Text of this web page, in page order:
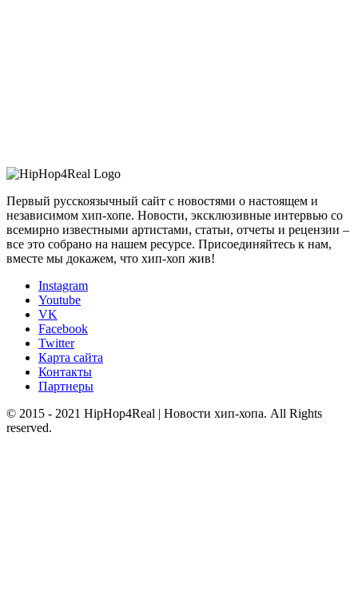
Первый русскоязычный сайт с новостями о настоящем и
независимом хип-хопе. Новости, эксклюзивные интервью со
всемирно известными артистами, статьи, отчеты и рецензии –
все это собрано на нашем ресурсе. Присоединяйтесь к нам,
вместе мы докажем, что хип-хоп жив!
Instagram
Youtube
VK
Facebook
Twitter
Карта сайта
Контакты
Партнеры
© 2015 - 2021 HipHop4Real | Новости хип-хопа. All Rights
reserved.